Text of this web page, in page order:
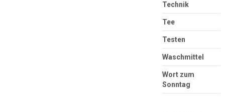
Technik
Tee
Testen
Waschmittel
Wort zum
Sonntag